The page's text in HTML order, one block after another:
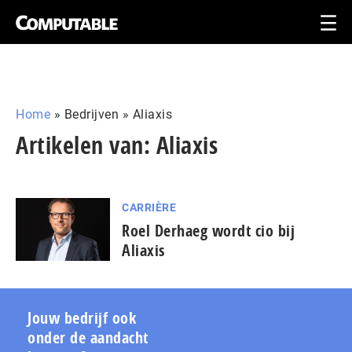
Home » Bedrijven » Aliaxis
Artikelen van: Aliaxis
CARRIÈRE
Roel Derhaeg wordt cio bij
Aliaxis
Jouw bedrijf ook
onder de aandacht